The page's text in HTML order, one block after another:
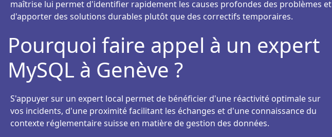
maîtrise lui permet d'identifier rapidement les causes profondes des problèmes et
d'apporter des solutions durables plutôt que des correctifs temporaires.
Pourquoi faire appel à un expert
MySQL à Genève ?
S'appuyer sur un expert local permet de bénéficier d'une réactivité optimale sur
vos incidents, d'une proximité facilitant les échanges et d'une connaissance du
contexte réglementaire suisse en matière de gestion des données.